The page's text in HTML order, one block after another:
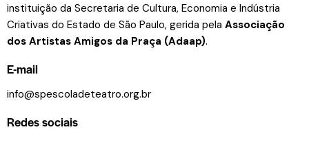
instituição da Secretaria de Cultura, Economia e Indústria
Criativas do Estado de São Paulo, gerida pela Associação
dos Artistas Amigos da Praça (Adaap).
E-mail
info@spescoladeteatro.org.br
Redes sociais